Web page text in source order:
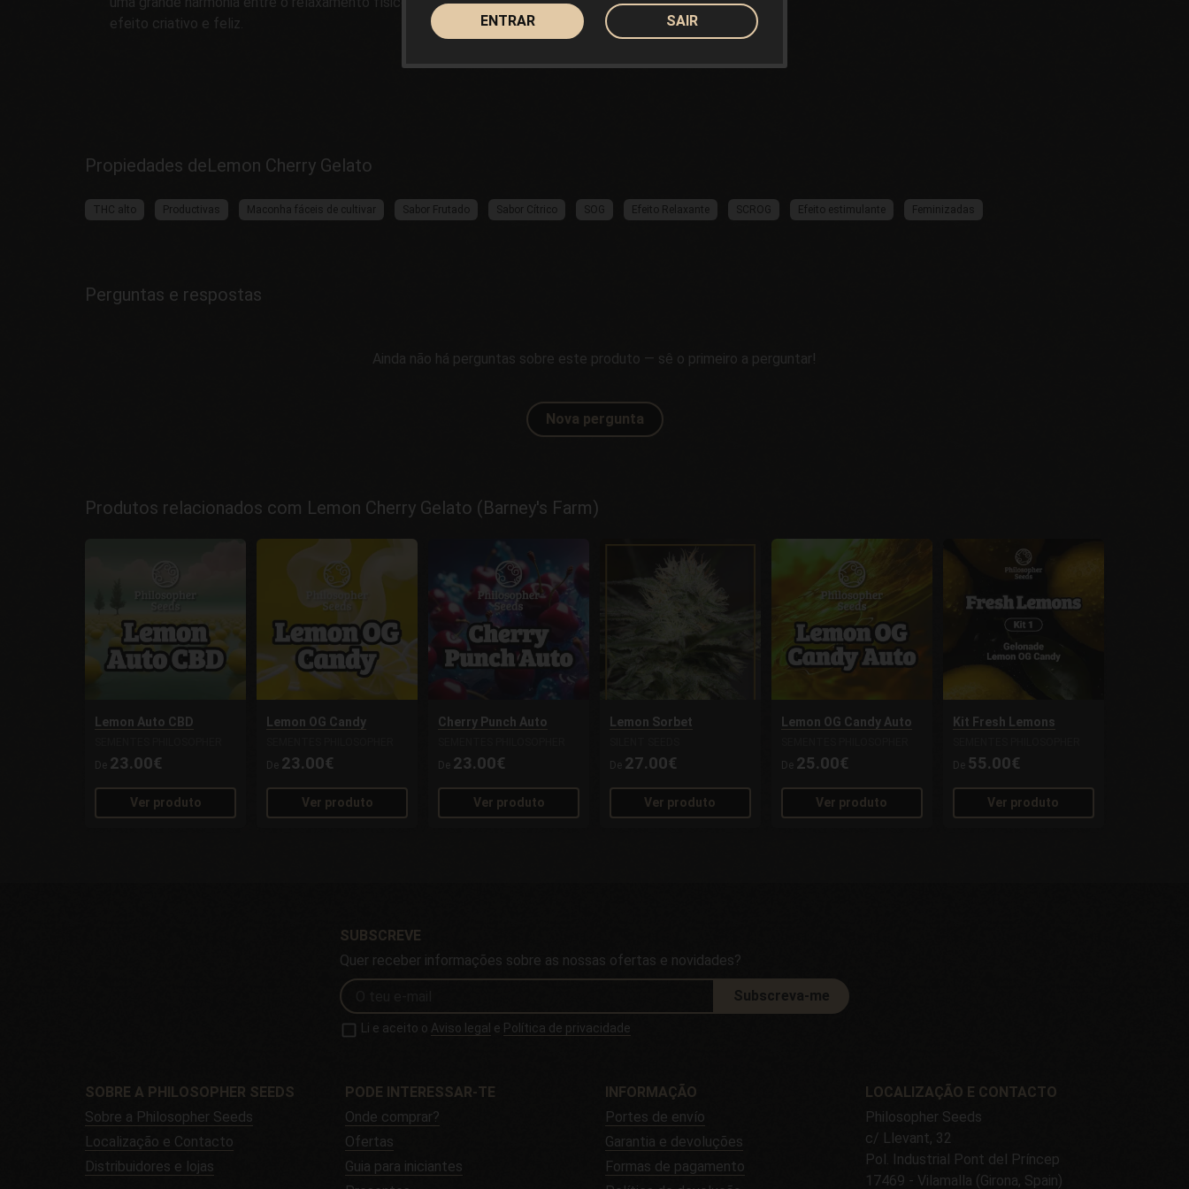
efeito criativo e feliz.
Propiedades deLemon Cherry Gelato
THC alto Productivas Maconha fáceis de cultivar Sabor Frutado Sabor Cítrico SOG Efeito Relaxante SCROG Efeito estimulante Feminizadas
Perguntas e respostas
Ainda não há perguntas sobre este produto — sê o primeiro a perguntar!
Nova pergunta
Produtos relacionados com Lemon Cherry Gelato (Barney's Farm)
Lemon Auto CBD
De 23.00€
Ver produto
Lemon OG Candy
De 23.00€
Ver produto
Cherry Punch Auto
De 23.00€
Ver produto
Lemon Sorbet
De 27.00€
Ver produto
Lemon OG Candy Auto
De 25.00€
Ver produto
Kit Fresh Lemons
De 55.00€
Ver produto
SUBSCREVE
Quer receber informações sobre as nossas ofertas e novidades?
Subscreva-me
Li e aceito o Aviso legal e Política de privacidade
SOBRE A PHILOSOPHER SEEDS
Sobre a Philosopher Seeds
Localização e Contacto
Distribuidores e lojas
PODE INTERESSAR-TE
Onde comprar?
Ofertas
Guia para iniciantes
INFORMAÇÃO
Portes de envío
Garantia e devoluções
Formas de pagamento
LOCALIZAÇÃO E CONTACTO
Philosopher Seeds
c/ Llevant, 32
Pol. Industrial Pont del Príncep
17469 - Vilamalla (Girona, Spain)
ENTRAR SAIR